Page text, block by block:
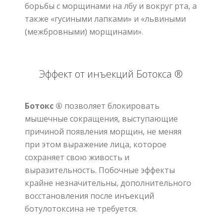
борьбы с морщинами на лбу и вокруг рта, а
также «гусиными лапками» и «львиными
(межбровными) морщинами».
Эффект от инъекций Ботокса ®
Ботокс ® позволяет блокировать
мышечные сокращения, выступающие
причиной появления морщин, не меняя
при этом выражение лица, которое
сохраняет свою живость и
выразительность. Побочные эффекты
крайне незначительны, дополнительного
восстановления после инъекций
ботулотоксина не требуется.